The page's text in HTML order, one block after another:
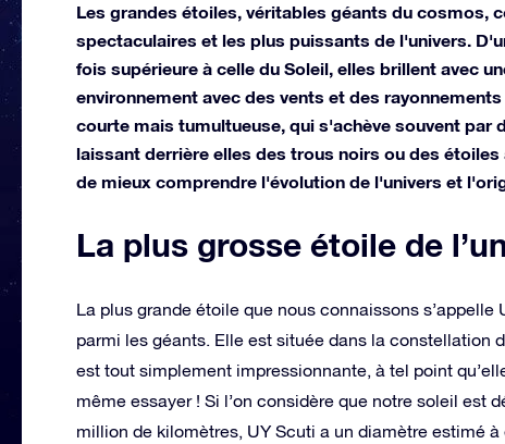
Les grandes étoiles, véritables géants du cosmos,
spectaculaires et les plus puissants de l'univers.
fois supérieure à celle du Soleil, elles brillent avec
environnement avec des vents et des
courte mais tumultueuse, qui s'achève souvent par
laissant derrière elles des trous noirs ou des
de mieux comprendre l'évolution de l'univers et
La plus grosse étoile de
La plus grande étoile que nous connaissons
parmi les géants. Elle est située dans la constellation
est tout simplement impressionnante, à tel point
même essayer ! Si l’on considère que notre soleil est
million de kilomètres, UY Scuti a un diamètre estimé